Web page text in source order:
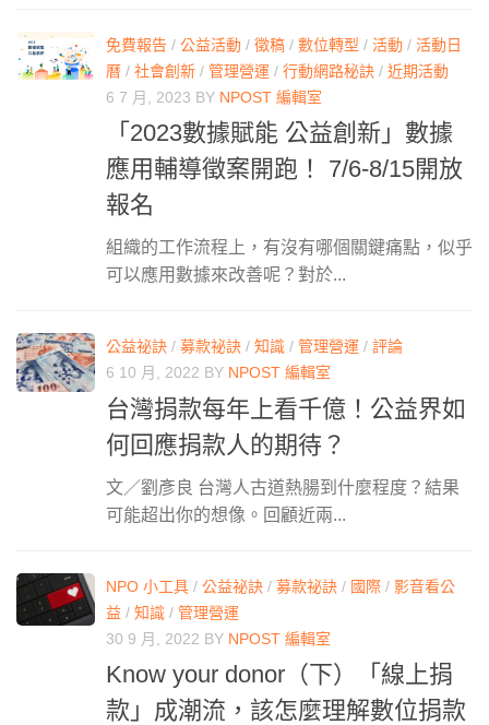
免費報告 / 公益活動 / 徵稿 / 數位轉型 / 活動 / 活動日
曆 / 社會創新 / 管理營運 / 行動網路秘訣 / 近期活動
6 7 月, 2023 BY NPOST 編輯室
「2023數據賦能 公益創新」數據
應用輔導徵案開跑！ 7/6-8/15開放
報名
組織的工作流程上，有沒有哪個關鍵痛點，似乎
可以應用數據來改善呢？對於...
公益祕訣 / 募款祕訣 / 知識 / 管理營運 / 評論
6 10 月, 2022 BY NPOST 編輯室
台灣捐款每年上看千億！公益界如
何回應捐款人的期待？
文／劉彥良 台灣人古道熱腸到什麼程度？結果
可能超出你的想像。回顧近兩...
NPO 小工具 / 公益祕訣 / 募款祕訣 / 國際 / 影音看公
益 / 知識 / 管理營運
30 9 月, 2022 BY NPOST 編輯室
Know your donor（下）「線上捐
款」成潮流，該怎麼理解數位捐款